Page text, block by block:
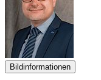
Bildinformationen